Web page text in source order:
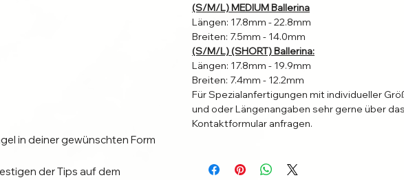
in deiner gewünschten Form
der Tips auf dem
(S/M/L) MEDIUM Ballerina
Längen: 17.8mm - 22.8mm
Breiten: 7.5mm - 14.0mm
(S/M/L) (SHORT) Ballerina:
Längen: 17.8mm - 19.9mm
Breiten: 7.4mm - 12.2mm
Für Spezialanfertigungen mit individueller
und oder Längenangaben sehr gerne über das
Kontaktformular anfragen.